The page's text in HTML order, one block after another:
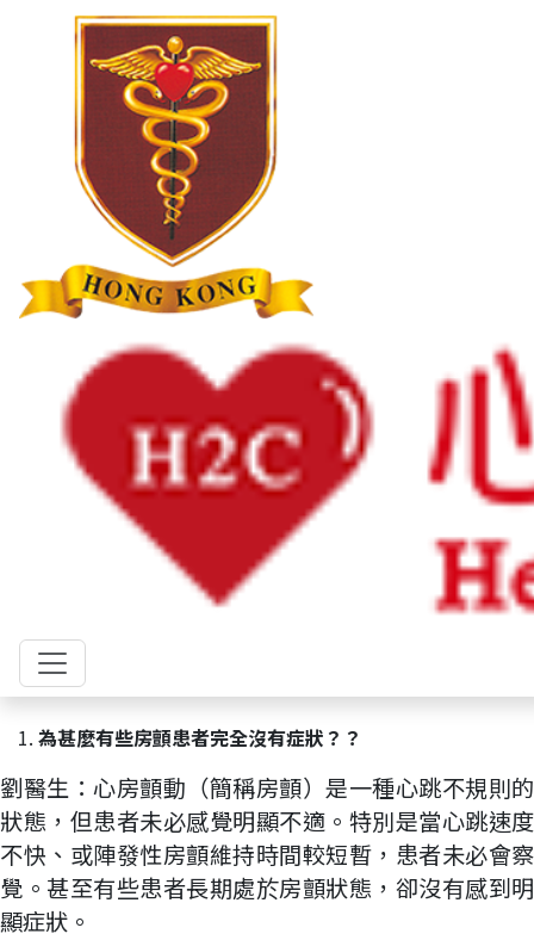
最新消息
《心房顫動攻略：10大迷思與須知》 心
臟科專科劉育港醫生
日期: 2026年2月27日
不少人都聽過「心房顫動」，但對它的認識有多深?
到底房顫是甚麼？為甚麼有些人完全沒有症狀？「薄
血藥」是否真的很危險？心臟科專科劉育港醫生為大
家逐一拆解坊間常見的迷思。
為甚麼有些房顫患者完全沒有症狀？？
劉醫生：心房顫動（簡稱房顫）是一種心跳不規則的
狀態，但患者未必感覺明顯不適。特別是當心跳速度
不快、或陣發性房顫維持時間較短暫，患者未必會察
覺。甚至有些患者長期處於房顫狀態，卻沒有感到明
顯症狀。